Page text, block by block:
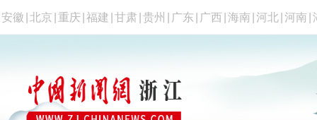
安徽 北京 重庆 福建 甘肃 贵州 广东 广西 海南 河北 河南